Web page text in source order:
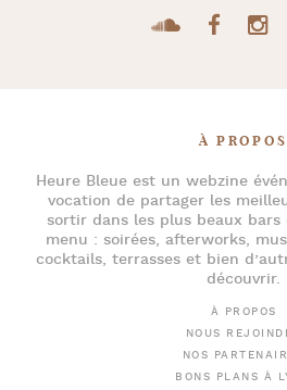
À PROPOS
Heure Bleueest un webzine
vocation de partager les
sortir dans les plus beaux bars
menu : soirées, afterworks,
cocktails, terrasses et bien
découvrir.
À PROPOS
NOUS
NOS
BONS PLANS À